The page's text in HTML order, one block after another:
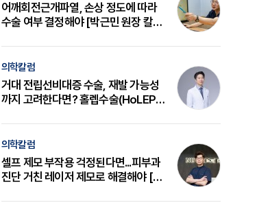
어깨회전근개파열, 손상 정도에 따라
수술 여부 결정해야 [박근민 원장 칼
의학칼럼
거대 전립선비대증 수술, 재발 가능성
까지 고려한다면? 홀렙수술(HoLEP)
의학칼럼
셀프 제모 부작용 걱정된다면...피부과
진단 거친 레이저 제모로 해결해야 [변